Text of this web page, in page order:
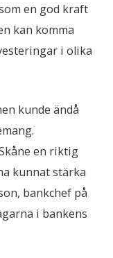
en god kraft
kan komma
i olika
kunde ändå
en riktig
kunnat stärka
bankchef på
i bankens